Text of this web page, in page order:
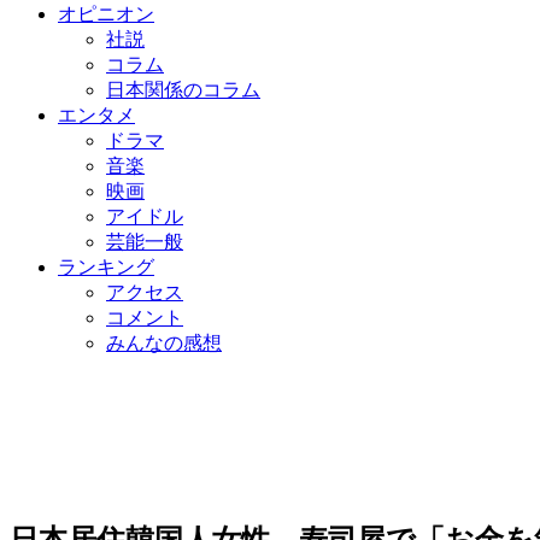
オピニオン
社説
コラム
日本関係のコラム
エンタメ
ドラマ
音楽
映画
アイドル
芸能一般
ランキング
アクセス
コメント
みんなの感想